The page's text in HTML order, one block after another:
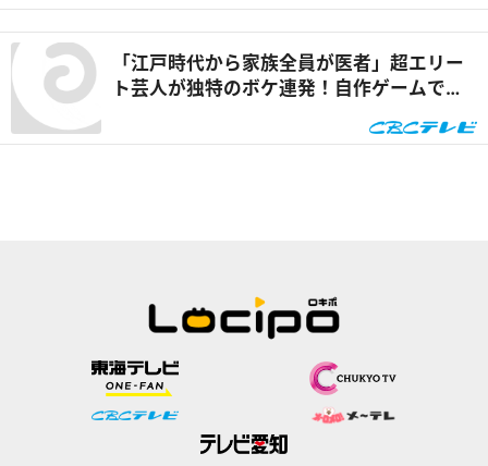
「江戸時代から家族全員が医者」超エリー
ト芸人が独特のボケ連発！自作ゲームで三